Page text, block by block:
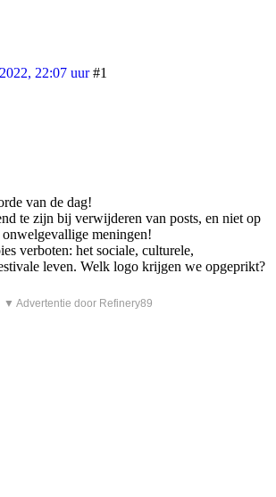
22:07 uur #1
van de dag!
te zijn bij verwijderen van posts, en niet op
meningen!
verboten: het sociale, culturele,
leven. Welk logo krijgen we opgeprikt?
▼ Advertentie door Refinery89